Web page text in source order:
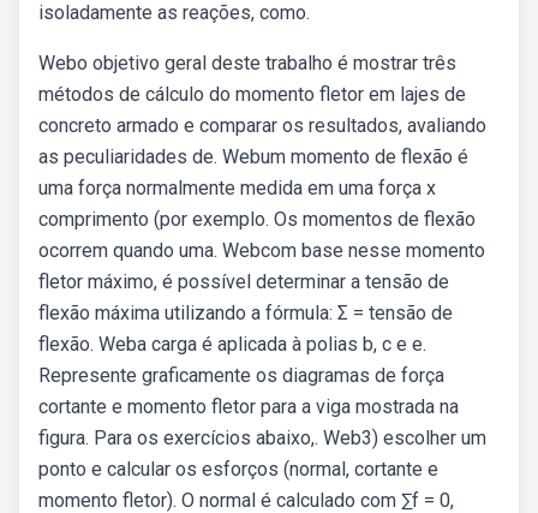
isoladamente as reações, como.
Webo objetivo geral deste trabalho é mostrar três
métodos de cálculo do momento fletor em lajes de
concreto armado e comparar os resultados, avaliando
as peculiaridades de. Webum momento de flexão é
uma força normalmente medida em uma força x
comprimento (por exemplo. Os momentos de flexão
ocorrem quando uma. Webcom base nesse momento
fletor máximo, é possível determinar a tensão de
flexão máxima utilizando a fórmula: Σ = tensão de
flexão. Weba carga é aplicada à polias b, c e e.
Represente graficamente os diagramas de força
cortante e momento fletor para a viga mostrada na
figura. Para os exercícios abaixo,. Web3) escolher um
ponto e calcular os esforços (normal, cortante e
momento fletor). O normal é calculado com ∑f = 0,